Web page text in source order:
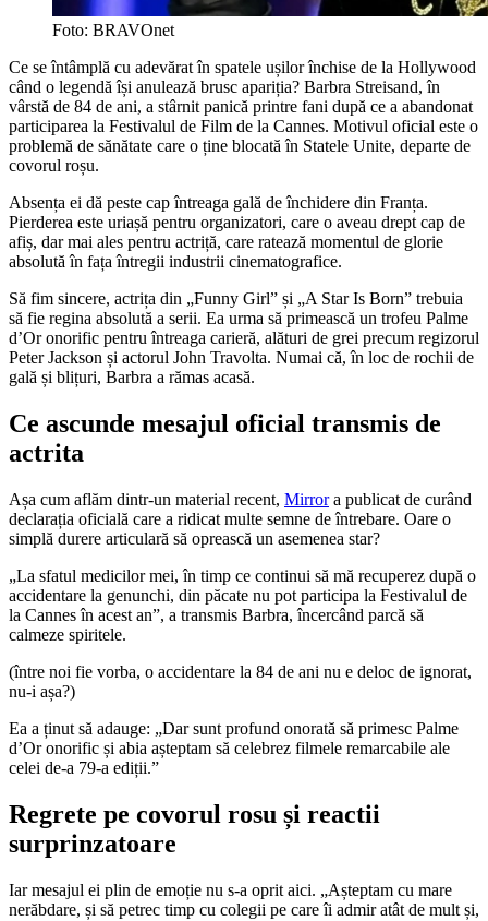
Foto: BRAVOnet
Ce se întâmplă cu adevărat în spatele ușilor închise de la Hollywood
când o legendă își anulează brusc apariția? Barbra Streisand, în
vârstă de 84 de ani, a stârnit panică printre fani după ce a abandonat
participarea la Festivalul de Film de la Cannes. Motivul oficial este o
problemă de sănătate care o ține blocată în Statele Unite, departe de
covorul roșu.
Absența ei dă peste cap întreaga gală de închidere din Franța.
Pierderea este uriașă pentru organizatori, care o aveau drept cap de
afiș, dar mai ales pentru actriță, care ratează momentul de glorie
absolută în fața întregii industrii cinematografice.
Să fim sincere, actrița din „Funny Girl” și „A Star Is Born” trebuia
să fie regina absolută a serii. Ea urma să primească un trofeu Palme
d’Or onorific pentru întreaga carieră, alături de grei precum regizorul
Peter Jackson și actorul John Travolta. Numai că, în loc de rochii de
gală și blițuri, Barbra a rămas acasă.
Ce ascunde mesajul oficial transmis de
actrita
Așa cum aflăm dintr-un material recent, Mirrora publicat de curând
declarația oficială care a ridicat multe semne de întrebare. Oare o
simplă durere articulară să oprească un asemenea star?
„La sfatul medicilor mei, în timp ce continui să mă recuperez după o
accidentare la genunchi, din păcate nu pot participa la Festivalul de
la Cannes în acest an”, a transmis Barbra, încercând parcă să
calmeze spiritele.
(între noi fie vorba, o accidentare la 84 de ani nu e deloc de ignorat,
nu-i așa?)
Ea a ținut să adauge: „Dar sunt profund onorată să primesc Palme
d’Or onorific și abia așteptam să celebrez filmele remarcabile ale
celei de-a 79-a ediții.”
Regrete pe covorul rosu și reactii
surprinzatoare
Iar mesajul ei plin de emoție nu s-a oprit aici. „Așteptam cu mare
nerăbdare, și să petrec timp cu colegii pe care îi admir atât de mult și,